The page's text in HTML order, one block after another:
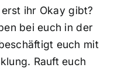
ihr Okay gibt?
bei euch in der
euch mit
Rauft euch